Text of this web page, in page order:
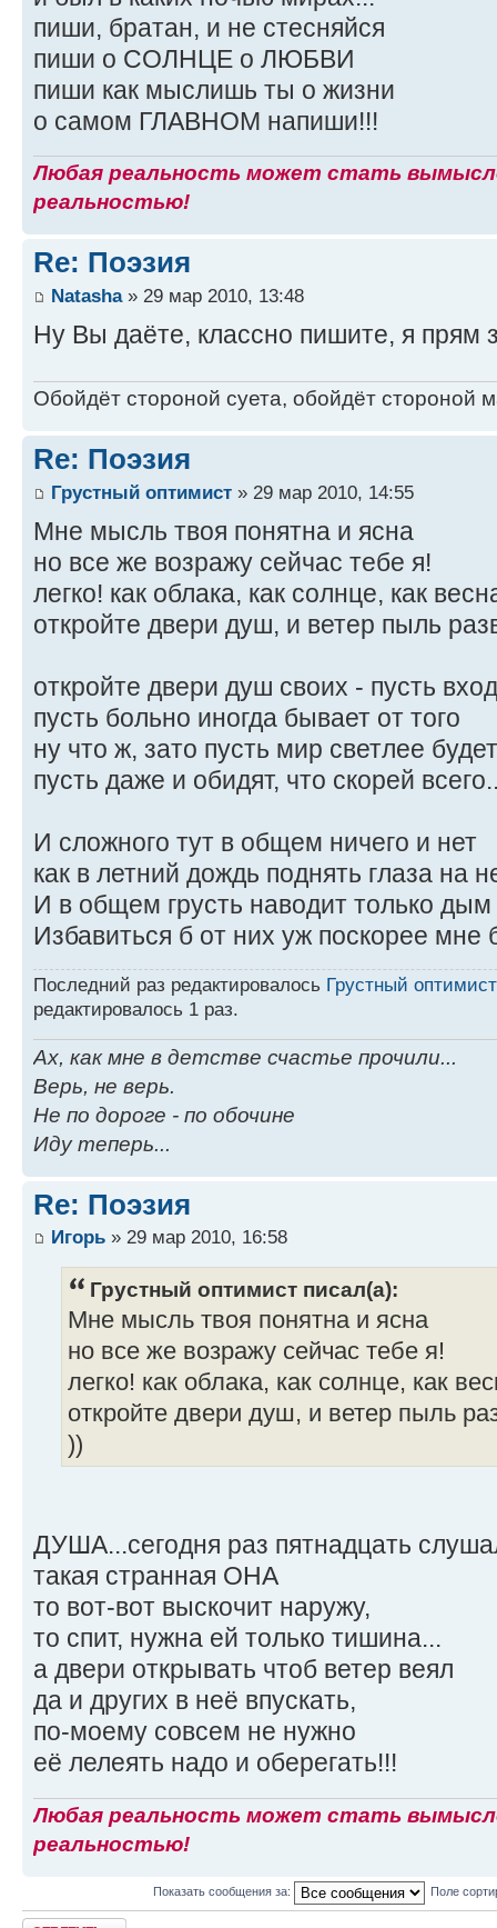
пиши, братан, и не стесняйся
пиши о СОЛНЦЕ о ЛЮБВИ
пиши как мыслишь ты о жизни
о самом ГЛАВНОМ напиши!!!
Любая реальность может стать
реальностью!
Re: Поэзия
Natasha» 29 мар 2010, 13:48
Ну Вы даёте, классно пишите, я прям
Обойдёт стороной суета, обойдёт стороной
Re: Поэзия
Грустный оптимист » 29 мар 2010, 14:55
Мне мысль твоя понятна и ясна
но все же возражу сейчас тебе я!
легко! как облака, как солнце, как
откройте двери душ, и ветер пыль
откройте двери душ своих - пусть
пусть больно иногда бывает от того
ну что ж, зато пусть мир светлее будет
пусть даже и обидят, что скорей
И сложного тут в общем ничего и нет
как в летний дождь поднять глаза на
И в общем грусть наводит только дым
Избавиться б от них уж поскорее мне
Последний раз редактировалось Грустный оптимист
редактировалось 1 раз.
Ах, как мне в детстве счастье прочили...
Верь, не верь.
Не по дороге - по обочине
Иду теперь...
Re: Поэзия
Игорь » 29 мар 2010, 16:58
Грустный оптимист писал(а):
Мне мысль твоя понятна и ясна
но все же возражу сейчас тебе я!
легко! как облака, как солнце, как
откройте двери душ, и ветер пыль
))
ДУША...сегодня раз пятнадцать
такая странная ОНА
то вот-вот выскочит наружу,
то спит, нужна ей только тишина...
а двери открывать чтоб ветер веял
да и других в неё впускать,
по-моему совсем не нужно
её лелеять надо и оберегать!!!
Любая реальность может стать
реальностью!
Показать сообщения за: Поле
Ответить